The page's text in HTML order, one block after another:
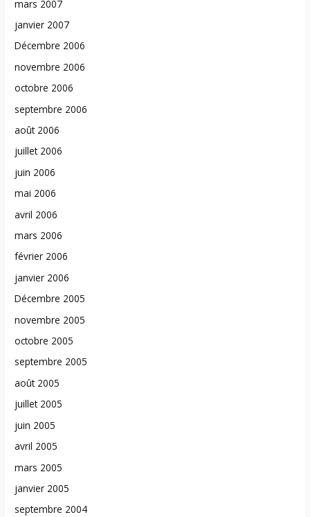
mars 2007
janvier 2007
Décembre 2006
novembre 2006
octobre 2006
septembre 2006
août 2006
juillet 2006
juin 2006
mai 2006
avril 2006
mars 2006
février 2006
janvier 2006
Décembre 2005
novembre 2005
octobre 2005
septembre 2005
août 2005
juillet 2005
juin 2005
avril 2005
mars 2005
janvier 2005
septembre 2004